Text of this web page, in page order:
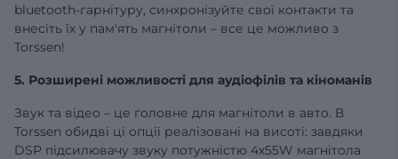
bluetooth-гарнітуру, синхронізуйте свої контакти та
внесіть їх у пам'ять магнітоли – все це можливо з
Torssen!
5. Розширені можливості для аудіофілів та кіноманів
Звук та відео – це головне для магнітоли в авто. В
Torssen обидві ці опції реалізовані на висоті: завдяки
DSP підсилювачу звуку потужністю 4х55W магнітола